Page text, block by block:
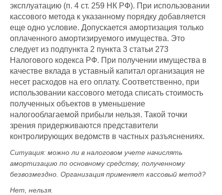
эксплуатацию (п. 4 ст. 259 НК РФ). При использовании
кассового метода к указанному порядку добавляется
еще одно условие. Допускается амортизация только
оплаченного амортизируемого имущества. Это
следует из подпункта 2 пункта 3 статьи 273
Налогового кодекса РФ. При получении имущества в
качестве вклада в уставный капитал организация не
несет расходов на его оплату. Соответственно, при
использовании кассового метода списать стоимость
полученных объектов в уменьшение
налогооблагаемой прибыли нельзя. Такой точки
зрения придерживаются представители
контролирующих ведомств в частных разъяснениях.
Ситуация: можно ли в налоговом учете начислять
амортизацию по основному средству, полученному
безвозмездно. Организация применяет кассовый метод?
Нет, нельзя.